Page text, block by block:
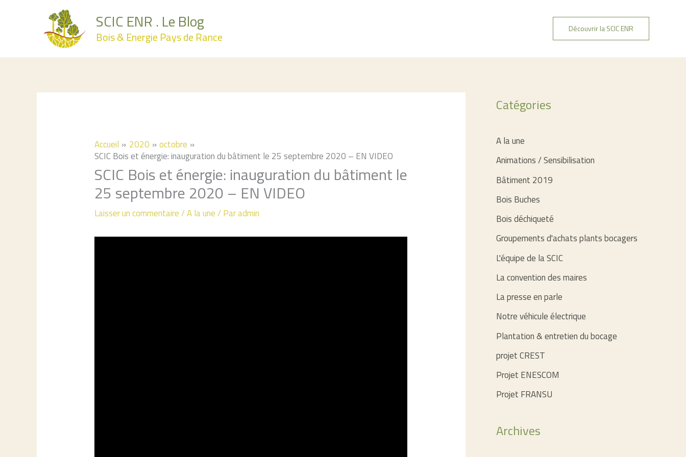
SCIC ENR . Le Blog
Bois & Energie Pays de Rance
Découvrir la SCIC ENR
Accueil 2020
octobre
SCIC Bois et énergie: inauguration du bâtiment le 25 septembre 2020 – EN VIDEO
SCIC Bois et énergie: inauguration du bâtiment le
25 septembre 2020 – EN VIDEO
Laisser un commentaire /A la une/ Paradmin
Catégories
A la une
Animations / Sensibilisation
Bâtiment 2019
Bois Buches
Bois déchiqueté
Groupements d'achats plants bocagers
L'équipe de la SCIC
La convention des maires
La presse en parle
Notre véhicule électrique
Plantation & entretien du bocage
projet CREST
Projet ENESCOM
Projet FRANSU
Archives